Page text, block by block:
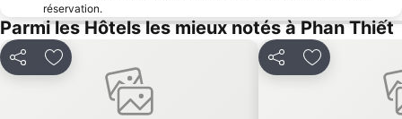
réservation.
Parmi les Hôtels les mieux notés à Phan Thiết
PartagerAjouter à mes favoris PartagerAjouter à